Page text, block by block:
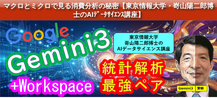
マクロとミクロで見る消費分析の秘密【東京情報大学・嵜山陽二郎博
士のAIﾃﾞｰﾀｻｲｴﾝｽ講座】